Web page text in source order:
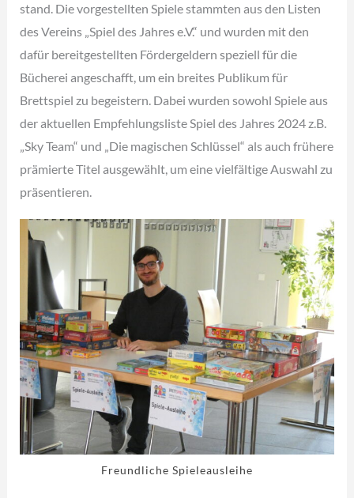
stand. Die vorgestellten Spiele stammten aus den Listen
des Vereins „Spiel des Jahres e.V.“ und wurden mit den
dafür bereitgestellten Fördergeldern speziell für die
Bücherei angeschafft, um ein breites Publikum für
Brettspiel zu begeistern. Dabei wurden sowohl Spiele aus
der aktuellen Empfehlungsliste Spiel des Jahres 2024 z.B.
„Sky Team“ und „Die magischen Schlüssel“ als auch frühere
prämierte Titel ausgewählt, um eine vielfältige Auswahl zu
präsentieren.
Freundliche Spieleausleihe